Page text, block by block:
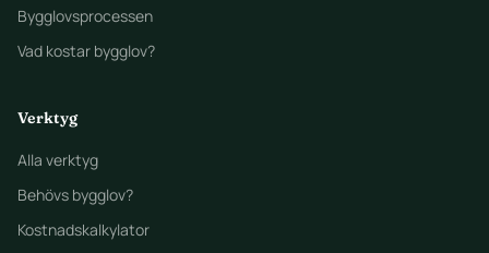
Bygglovsprocessen
Vad kostar bygglov?
Verktyg
Alla verktyg
Behövs bygglov?
Kostnadskalkylator